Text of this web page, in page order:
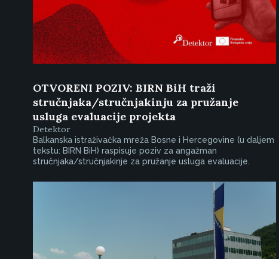
OTVORENI POZIV: BIRN BiH traži
stručnjaka/stručnjakinju za pružanje
usluga evaluacije projekta
Detektor
Balkanska istraživačka mreža Bosne i Hercegovine (u daljem
tekstu: BIRN BiH) raspisuje poziv za angažman
stručnjaka/stručnjakinje za pružanje usluga evaluacije.